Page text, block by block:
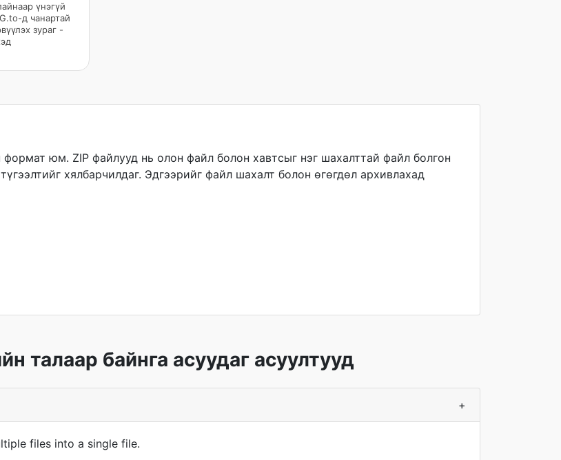
үнэгүй
д чанартай
зураг -
формат юм. ZIP файлууд нь олон файл болон хавтсыг нэг шахалттай файл болгон
хялбарчилдаг. Эдгээрийг файл шахалт болон өгөгдөл архивлахад
талаар байнга асуудаг асуултууд
+
files into a single file.